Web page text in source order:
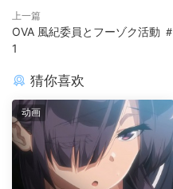
上一篇
OVA 風紀委員とフーゾク活動 ＃
1
猜你喜欢
动画